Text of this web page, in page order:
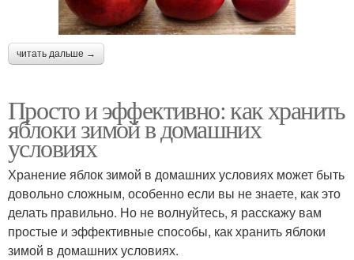
читать дальше →
Просто и эффективно: как хранить
яблоки зимой в домашних
условиях
Хранение яблок зимой в домашних условиях может быть
довольно сложным, особенно если вы не знаете, как это
делать правильно. Но не волнуйтесь, я расскажу вам
простые и эффективные способы, как хранить яблоки
зимой в домашних условиях.